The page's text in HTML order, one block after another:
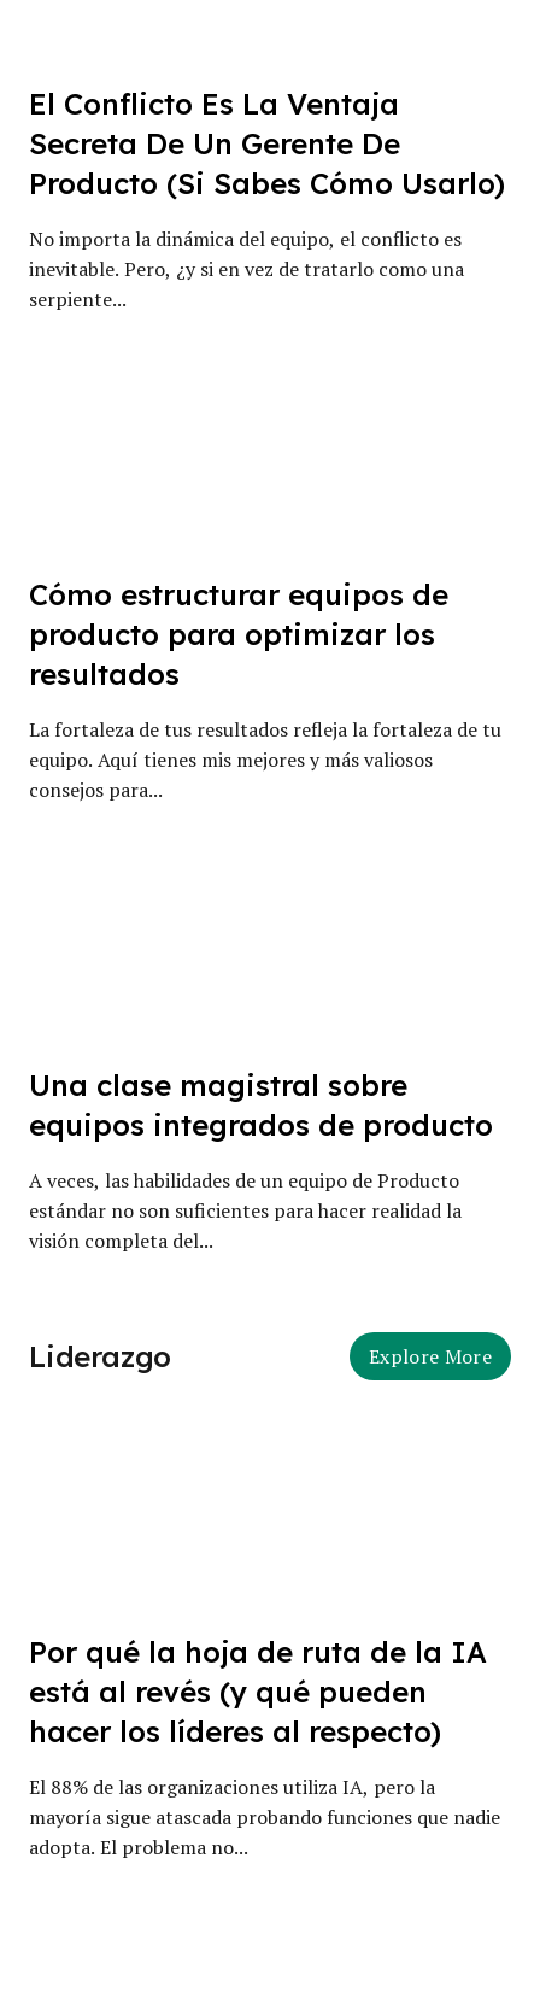
El Conflicto Es La Ventaja
Secreta De Un Gerente De
Producto (Si Sabes Cómo Usarlo)
No importa la dinámica del equipo, el conflicto es
inevitable. Pero, ¿y si en vez de tratarlo como una
serpiente...
Cómo estructurar equipos de
producto para optimizar los
resultados
La fortaleza de tus resultados refleja la fortaleza de tu
equipo. Aquí tienes mis mejores y más valiosos
consejos para...
Una clase magistral sobre
equipos integrados de producto
A veces, las habilidades de un equipo de Producto
estándar no son suficientes para hacer realidad la
visión completa del...
Liderazgo Explore More
Por qué la hoja de ruta de la IA
está al revés (y qué pueden
hacer los líderes al respecto)
El 88% de las organizaciones utiliza IA, pero la
mayoría sigue atascada probando funciones que nadie
adopta. El problema no...